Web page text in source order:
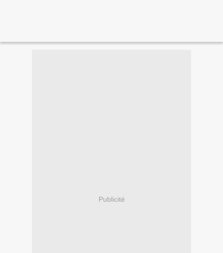
Publicité